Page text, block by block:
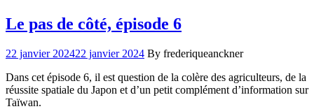
Le pas de côté, épisode 6
22 janvier 202422 janvier 2024 By frederiqueanckner
Dans cet épisode 6, il est question de la colère des agriculteurs, de la
réussite spatiale du Japon et d’un petit complément d’information sur
Taïwan.